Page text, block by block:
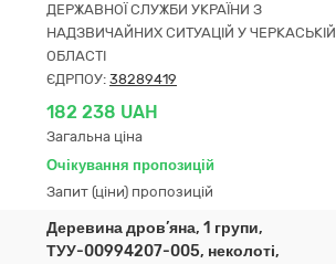
ДЕРЖАВНОЇ СЛУЖБИ УКРАЇНИ З
НАДЗВИЧАЙНИХ СИТУАЦІЙ У ЧЕРКАСЬКІЙ
ОБЛАСТІ
ЄДРПОУ: 38289419
182 238 UAH
Загальна ціна
Очікування пропозицій
Запит (ціни) пропозицій
Деревина дров’яна, 1 групи,
ТУУ-00994207-005, неколоті,